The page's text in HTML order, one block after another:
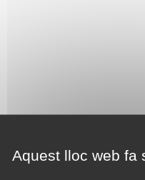
Aquest lloc web fa